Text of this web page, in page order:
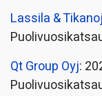
Lassila &
Qt Group Oyj: